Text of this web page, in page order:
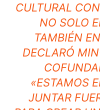
CULTURAL
NO SOLO
TAMBIÉN
DECLARÓ
«ESTAMOS
JUNTAR